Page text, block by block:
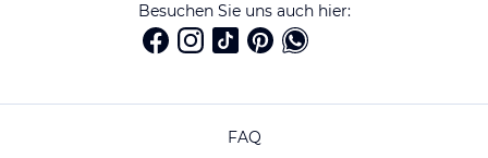
Besuchen Sie uns auch hier:
FAQ